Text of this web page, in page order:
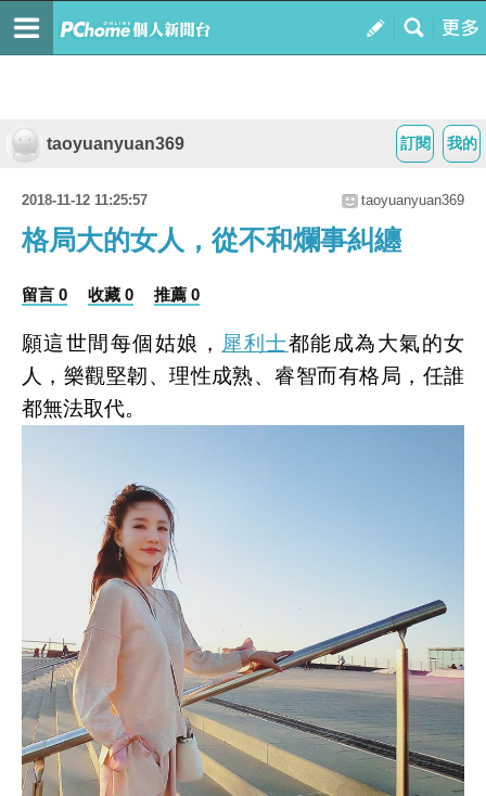
我的
訂閱
taoyuanyuan369
2018-11-12 11:25:57 taoyuanyuan369
格局大的女人，從不和爛事糾纏
留言 0 收藏 0 推薦 0
願這世間每個姑娘， 犀利士都能成為大氣的女
人，樂觀堅韌、理性成熟、睿智而有格局，任誰
都無法取代。